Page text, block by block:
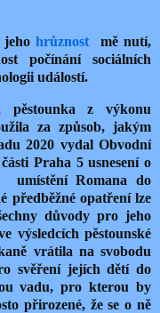
jeho hrůznostmě nutí,
počínání sociálních
událostí.
z výkonu
za způsob, jakým
2020 vydal Obvodní
Praha 5 usnesení o
umístění Romana do
předběžné opatření lze
důvody pro jeho
výsledcích pěstounské
vrátila na svobodu
svěření jejích dětí do
vadu, pro kterou by
přirozené, že se o ně